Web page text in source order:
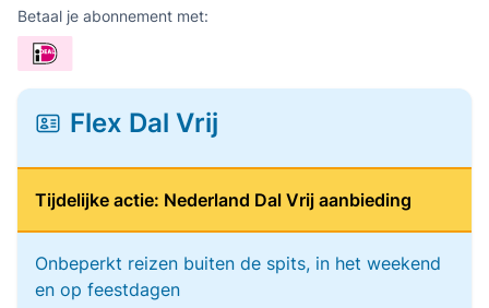
Betaal je abonnement met:
Flex Dal Vrij
Tijdelijke actie: Nederland Dal Vrij aanbieding
Onbeperkt reizen buiten de spits, in het weekend
en op feestdagen